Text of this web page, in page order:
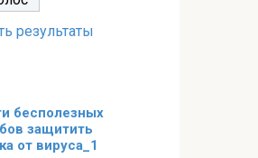
результаты
бесполезных
защитить
от вируса_1